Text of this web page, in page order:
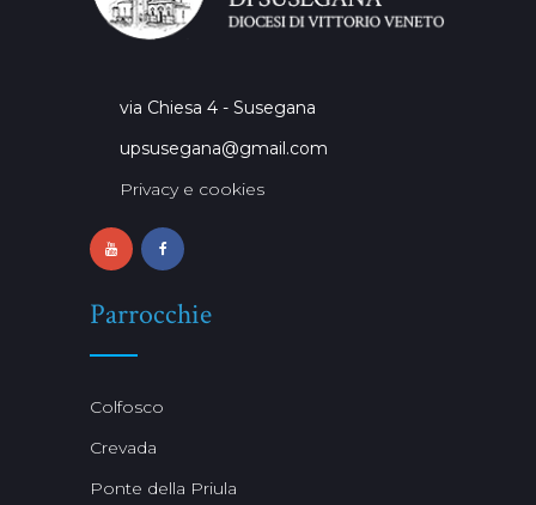
via Chiesa 4 - Susegana
upsusegana@gmail.com
Privacy e cookies
Parrocchie
Colfosco
Crevada
Ponte della Priula